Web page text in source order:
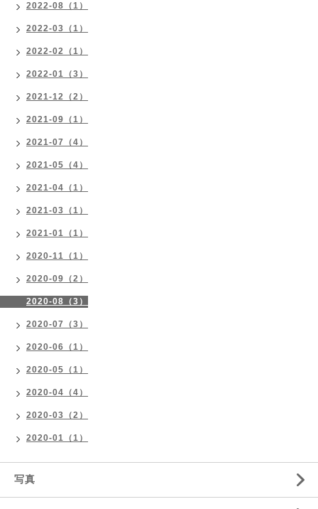
2022-08（1）
2022-03（1）
2022-02（1）
2022-01（3）
2021-12（2）
2021-09（1）
2021-07（4）
2021-05（4）
2021-04（1）
2021-03（1）
2021-01（1）
2020-11（1）
2020-09（2）
2020-08（3）
2020-07（3）
2020-06（1）
2020-05（1）
2020-04（4）
2020-03（2）
2020-01（1）
写真